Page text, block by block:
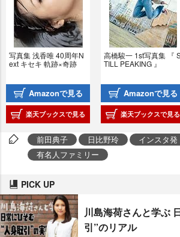
写真集 浅香唯 40周年N
ext キセキ 軌跡×奇跡
Amazonで見る
楽天ブックスで見る
高橋駿一 1st写真集 『
TILL PEAKING 』
Amazonで見る
楽天ブックスで見る
前田典子 日比野玲 インスタ発
有名人ファミリー
PICK UP
川島海荷さんと学ぶ
引”のリアル